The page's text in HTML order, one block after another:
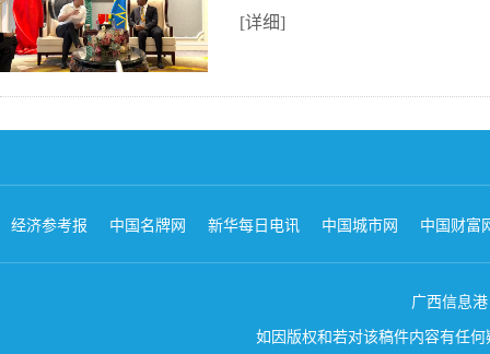
[详细]
经济参考报 中国名牌网 新华每日电讯 中国城市网 中国财富
广西信息
如因版权和若对该稿件内容有任